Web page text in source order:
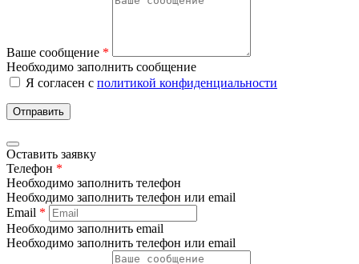
Ваше сообщение *
Необходимо заполнить сообщение
Я согласен с политикой конфиденциальности
Отправить
Оставить заявку
Телефон *
Необходимо заполнить телефон
Необходимо заполнить телефон или email
Email *
Необходимо заполнить email
Необходимо заполнить телефон или email